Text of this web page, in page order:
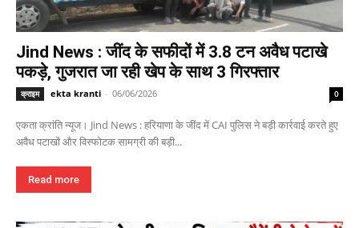
Jind News : जींद के सफीदों में 3.8 टन अवैध पटाखे
पकड़े, गुजरात जा रही खेप के साथ 3 गिरफ्तार
क्राइम ekta kranti - 06/06/2026 0
एकता क्रांति न्यूज। Jind News : हरियाणा के जींद में CAI पुलिस ने बड़ी कार्रवाई करते हुए
अवैध पटाखों और विस्फोटक सामग्री की बड़ी...
Read more